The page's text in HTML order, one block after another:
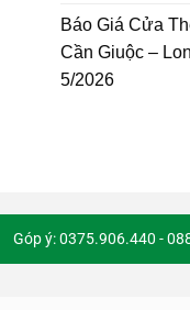
Báo Giá Cửa
Cần Giuộc –
5/2026
Góp ý: 0375.906.440 -